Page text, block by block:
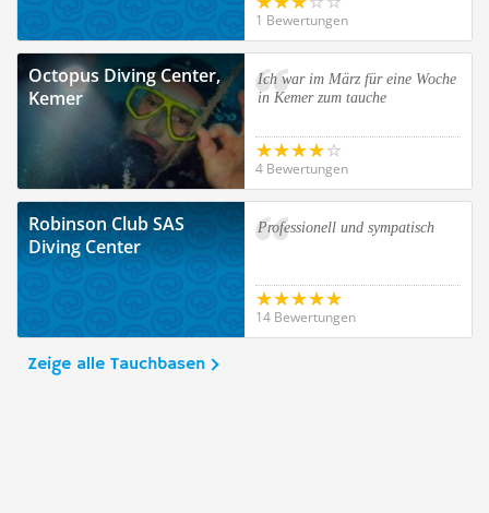
1 Bewertungen
Octopus Diving Center,
Kemer
Ich war im März für eine Woche
in Kemer zum tauche
4 Bewertungen
Robinson Club SAS
Diving Center
Professionell und sympatisch
14 Bewertungen
Zeige alle Tauchbasen